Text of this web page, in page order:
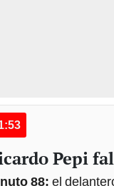
Pepi
88: el